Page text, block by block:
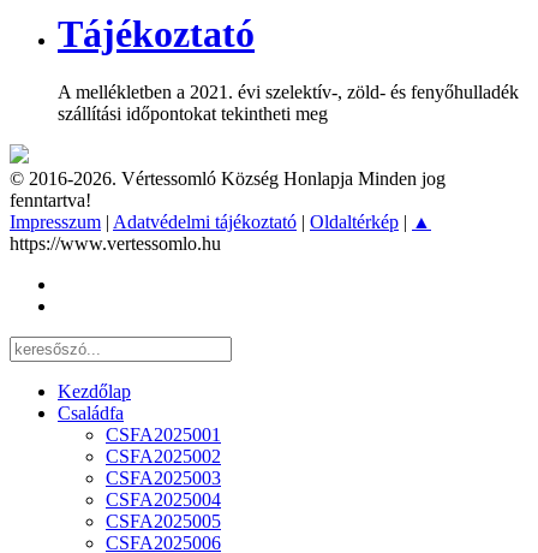
Tájékoztató
A mellékletben a 2021. évi szelektív-, zöld- és fenyőhulladék
szállítási időpontokat tekintheti meg
© 2016-2026. Vértessomló Község Honlapja Minden jog
fenntartva!
Impresszum | Adatvédelmi tájékoztató | Oldaltérkép | ▲
https://www.vertessomlo.hu
Kezdőlap
Családfa
CSFA2025001
CSFA2025002
CSFA2025003
CSFA2025004
CSFA2025005
CSFA2025006